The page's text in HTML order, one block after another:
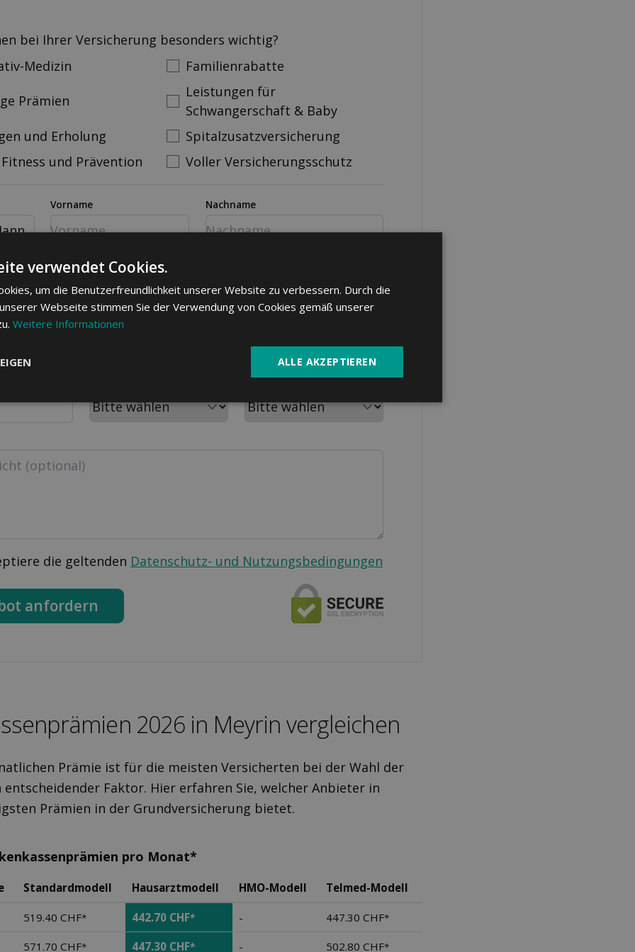
bei Ihrer Versicherung besonders wichtig?
Medizin
Familienrabatte
Prämien
Leistungen für
Schwangerschaft & Baby
und Erholung
Spitalzusatzversicherung
und Prävention
Voller Versicherungsschutz
Vorname Nachname
Personen im Haushalt
die geltenden Datenschutz- und Nutzungsbedingungen
anfordern
2026 in Meyrin ver­gleichen
Prämie ist für die meisten Versicherten bei der Wahl der
entscheidender Faktor. Hier erfahren Sie, welcher Anbieter in
Prämien in der Grundversicherung bietet.
pro Monat*
Standardmodell Hausarztmodell HMO-Modell Telmed-Modell
519.40 CHF* 442.70 CHF* - 447.30 CHF*
571.70 CHF* 447.30 CHF* - 502.80 CHF*
verwendet Cookies.
um die Benutzerfreundlichkeit unserer Website zu verbessern. Durch die
Webseite stimmen Sie der Verwendung von Cookies gemäß unserer
Weitere Informationen
ALLE AKZEPTIEREN